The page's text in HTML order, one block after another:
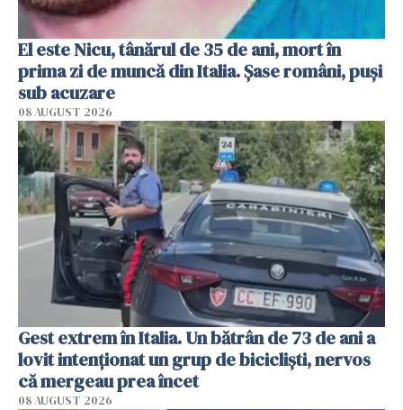
El este Nicu, tânărul de 35 de ani, mort în
prima zi de muncă din Italia. Șase români, puși
sub acuzare
08 AUGUST 2026
Gest extrem în Italia. Un bătrân de 73 de ani a
lovit intenționat un grup de bicicliști, nervos
că mergeau prea încet
08 AUGUST 2026